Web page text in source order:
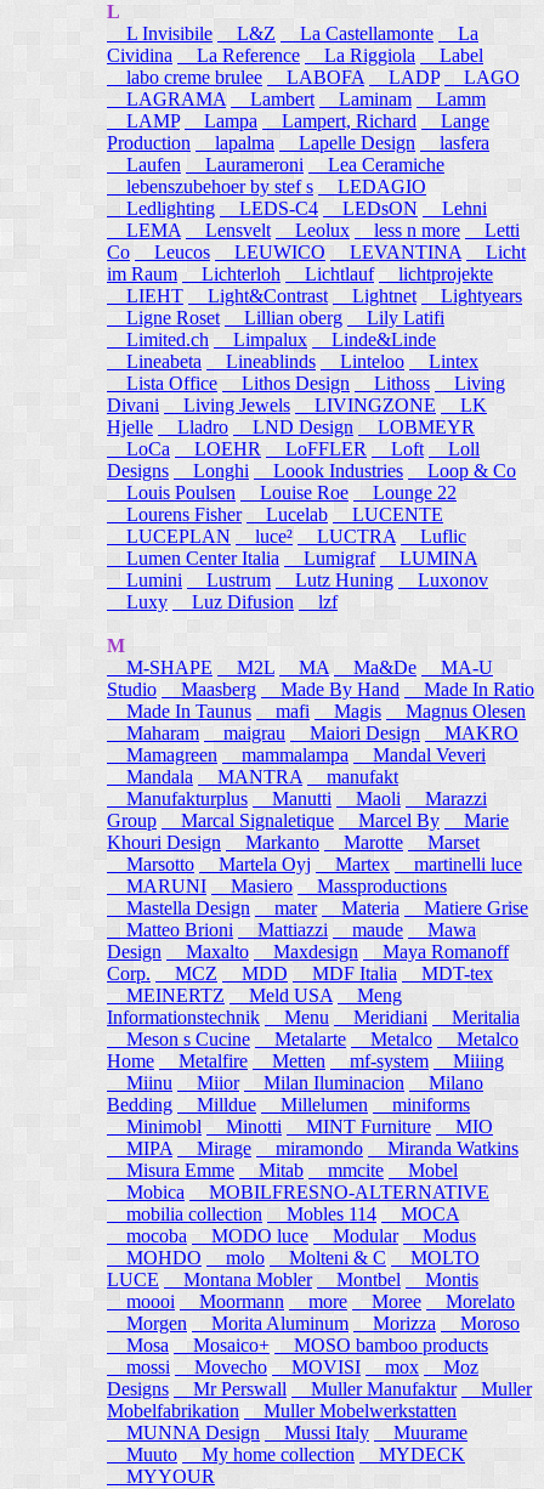
L
L Invisibile
L&Z La Castellamonte
La
Cividina
La Reference La Riggiola
Label
labo creme brulee
LABOFA LADP
LAGO
LAGRAMA
Lambert Laminam
Lamm
LAMP
Lampa Lampert, Richard
Lange
Production
lapalma Lapelle Design
lasfera
Laufen
Laurameroni
Lea Ceramiche
lebenszubehoer by stef s
LEDAGIO
Ledlighting
LEDS-C4 LEDsON
Lehni
LEMA
Lensvelt Leolux less n more
Letti
Co
Leucos LEUWICO LEVANTINA
Licht
im Raum
Lichterloh Lichtlauf lichtprojekte
LIEHT
Light&Contrast Lightnet
Lightyears
Ligne Roset
Lillian oberg
Lily Latifi
Limited.ch
Limpalux
Linde&Linde
Lineabeta
Lineablinds Linteloo
Lintex
Lista Office Lithos Design Lithoss
Living
Divani
Living Jewels LIVINGZONE
LK
Hjelle
Lladro LND Design
LOBMEYR
LoCa
LOEHR LoFFLER Loft
Loll
Designs
Longhi Loook Industries
Loop & Co
Louis Poulsen
Louise Roe
Lounge 22
Lourens Fisher
Lucelab
LUCENTE
LUCEPLAN
luce² LUCTRA
Luflic
Lumen Center Italia
Lumigraf
LUMINA
Lumini
Lustrum Lutz Huning
Luxonov
Luxy
Luz Difusion lzf
M
M-SHAPE
M2L MA Ma&De
MA-U
Studio
Maasberg Made By Hand
Made In Ratio
Made In Taunus
mafi Magis
Magnus Olesen
Maharam
maigrau Maiori Design
MAKRO
Mamagreen
mammalampa
Mandal Veveri
Mandala
MANTRA
manufakt
Manufakturplus
Manutti Maoli
Marazzi
Group
Marcal Signaletique Marcel By
Marie
Khouri Design
Markanto Marotte
Marset
Marsotto
Martela Oyj Martex
martinelli luce
MARUNI
Masiero
Massproductions
Mastella Design
mater Materia
Matiere Grise
Matteo Brioni
Mattiazzi maude
Mawa
Design
Maxalto Maxdesign
Maya Romanoff
Corp.
MCZ MDD MDF Italia
MDT-tex
MEINERTZ
Meld USA
Meng
Informationstechnik
Menu Meridiani
Meritalia
Meson s Cucine
Metalarte Metalco
Metalco
Home Metalfire Metten mf-system
Miiing
Miinu
Miior Milan Iluminacion
Milano
Bedding
Milldue Millelumen
miniforms
Minimobl Minotti MINT Furniture
MIO
MIPA
Mirage miramondo
Miranda Watkins
Misura Emme
Mitab mmcite
Mobel
Mobica
MOBILFRESNO-ALTERNATIVE
mobilia collection
Mobles 114
MOCA
mocoba
MODO luce Modular
Modus
MOHDO
molo Molteni & C
MOLTO
LUCE
Montana Mobler Montbel
Montis
moooi
Moormann more Moree
Morelato
Morgen
Morita Aluminum Morizza
Moroso
Mosa
Mosaico+
MOSO bamboo products
mossi
Movecho MOVISI mox
Moz
Designs
Mr Perswall Muller Manufaktur
Muller
Mobelfabrikation
Muller Mobelwerkstatten
MUNNA Design
Mussi Italy
Muurame
Muuto My home collection
MYDECK
MYYOUR